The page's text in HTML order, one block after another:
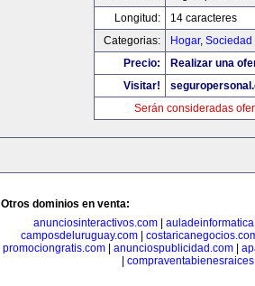
Longitud:
14 caracteres
Categorias:
Hogar, Sociedad
Precio:
Realizar una
Visitar!
Serán consideradas
Otros dominios en venta:
anunciosinteractivos.com|
camposdeluruguay.com|
promociongratis.com
anunciospublicidad.com